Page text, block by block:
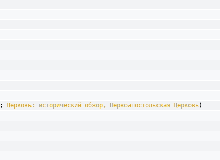
; Церковь: исторический обзор, Первоапостольская Церковь)